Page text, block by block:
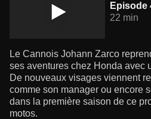
Episode
22 min
Le Cannois Johann Zarco
ses aventures chez Honda avec
De nouveaux visages viennent
comme son manager ou encore
dans la première saison de ce
motos.